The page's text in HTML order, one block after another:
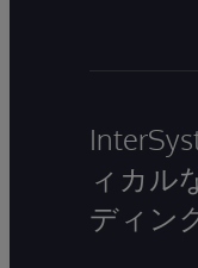
ィカル
ディン